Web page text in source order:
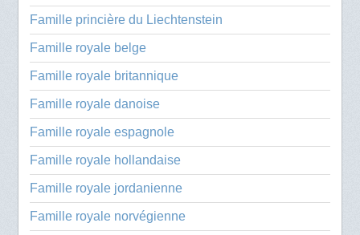
Famille princière du Liechtenstein
Famille royale belge
Famille royale britannique
Famille royale danoise
Famille royale espagnole
Famille royale hollandaise
Famille royale jordanienne
Famille royale norvégienne